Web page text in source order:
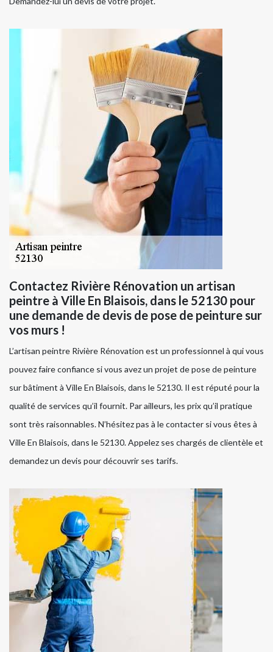
Contactez Rivière Rénovation un artisan
peintre à Ville En Blaisois, dans le 52130 pour
une demande de devis de pose de peinture sur
vos murs !
L’artisan peintre Rivière Rénovation est un professionnel à qui vous
pouvez faire confiance si vous avez un projet de pose de peinture
sur bâtiment à Ville En Blaisois, dans le 52130. Il est réputé pour la
qualité de services qu’il fournit. Par ailleurs, les prix qu’il pratique
sont très raisonnables. N’hésitez pas à le contacter si vous êtes à
Ville En Blaisois, dans le 52130. Appelez ses chargés de clientèle et
demandez un devis pour découvrir ses tarifs.